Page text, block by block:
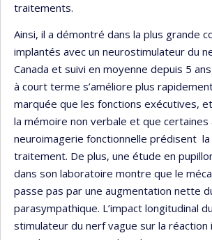
traitements.
Ainsi, il a démontré dans la plus grande
implantés avec un neurostimulateur du
Canada et suivi en moyenne depuis 5
à court terme s’améliore plus
marquée que les fonctions exécutives,
la mémoire non verbale et que certaines
neuroimagerie fonctionnelle prédisent la
traitement. De plus, une étude en
dans son laboratoire montre que le
passe pas par une augmentation nette
parasympathique. L’impact longitudinal
stimulateur du nerf vague sur la réaction